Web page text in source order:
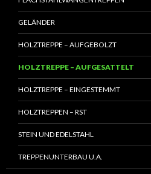
GELÄNDER
HOLZTREPPE – AUFGEBOLZT
HOLZTREPPE – AUFGESATTELT
HOLZTREPPE – EINGESTEMMT
HOLZTREPPEN – RST
STEIN UND EDELSTAHL
TREPPENUNTERBAU U.A.